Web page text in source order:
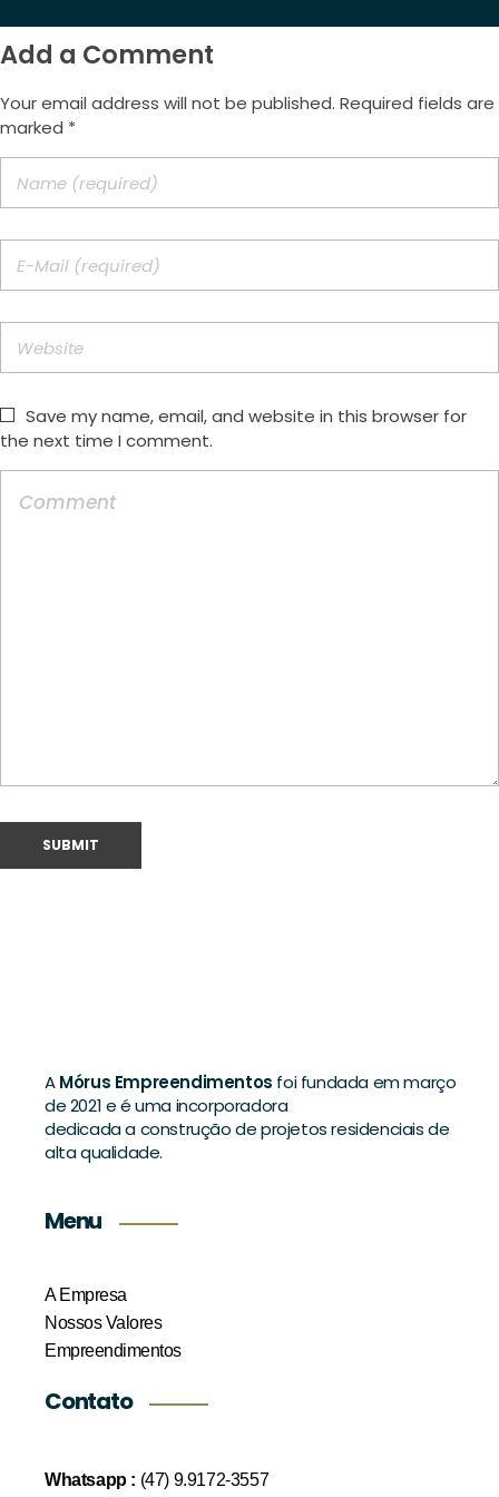
Add a Comment
Your email address will not be published. Required fields are
marked *
Save my name, email, and website in this browser for
the next time I comment.
AMórus Empreendimentos foi fundada em março
de 2021 e é uma incorporadora
dedicada a construção de projetos residenciais de
alta qualidade.
Menu
A Empresa
Nossos Valores
Empreendimentos
Contato
Whatsapp : (47) 9.9172-3557